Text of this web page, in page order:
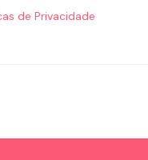
de Privacidade